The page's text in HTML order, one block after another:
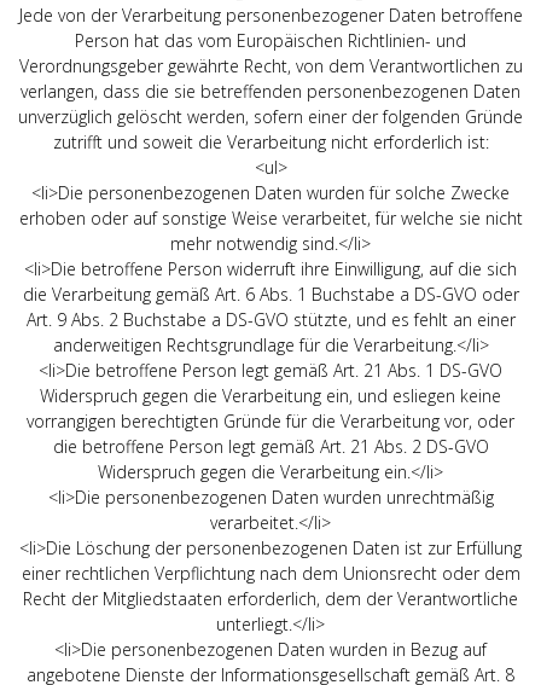
Jede von der Verarbeitung personenbezogener Daten betroffene
Person hat das vom Europäischen Richtlinien- und
Verordnungsgeber gewährte Recht, von dem Verantwortlichen zu
verlangen, dass die sie betreffenden personenbezogenen Daten
unverzüglich gelöscht werden, sofern einer der folgenden Gründe
zutrifft und soweit die Verarbeitung nicht erforderlich ist:
<ul>
<li>Die personenbezogenen Daten wurden für solche Zwecke
erhoben oder auf sonstige Weise verarbeitet, für welche sie nicht
mehr notwendig sind.</li>
<li>Die betroffene Person widerruft ihre Einwilligung, auf die sich
die Verarbeitung gemäß Art. 6 Abs. 1 Buchstabe a DS-GVO oder
Art. 9 Abs. 2 Buchstabe a DS-GVO stützte, und es fehlt an einer
anderweitigen Rechtsgrundlage für die Verarbeitung.</li>
<li>Die betroffene Person legt gemäß Art. 21 Abs. 1 DS-GVO
Widerspruch gegen die Verarbeitung ein, und esliegen keine
vorrangigen berechtigten Gründe für die Verarbeitung vor, oder
die betroffene Person legt gemäß Art. 21 Abs. 2 DS-GVO
Widerspruch gegen die Verarbeitung ein.</li>
<li>Die personenbezogenen Daten wurden unrechtmäßig
verarbeitet.</li>
<li>Die Löschung der personenbezogenen Daten ist zur Erfüllung
einer rechtlichen Verpflichtung nach dem Unionsrecht oder dem
Recht der Mitgliedstaaten erforderlich, dem der Verantwortliche
unterliegt.</li>
<li>Die personenbezogenen Daten wurden in Bezug auf
angebotene Dienste der Informationsgesellschaft gemäß Art. 8